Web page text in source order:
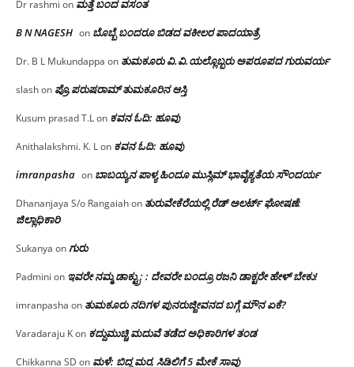
Dr rashmi on ಮತ್ತೆ ಬಂದ ವಸಂತ
B N NAGESH on ಬೊಬ್ಬೆ ಬಂದರೂ ಬಿಡದ ವಕೀಲರ ಪಾದಯಾತ್ರೆ
Dr. B L Mukundappa on ತುಮಕೂರು‌ ವಿ.ವಿ.ಯಲ್ಲೊಬ್ಬರು ಅಪರೂಪದ ಗುರುವರ್ಯ
slashon ಪ್ರೊ.ಪರುಷರಾಮ್ ತುಮಕೂರಿನ ಆಸ್ತಿ
Kusum prasad T.Lon ಕವನ ಓದಿ: ಹೂವು
Anithalakshmi. K. Lon ಕವನ ಓದಿ: ಹೂವು
imranpasha on ಬಾಬಯ್ಯನ ಪಾಳ್ಯ ಹಿಂದೂ ಮುಸ್ಲಿಮ್ ಭಾವೈಕ್ಯತೆಯ ಸೌಂದರ್ಯ
Dhananjaya S/o Rangaiahon ತುರುವೇಕೆರೆಯಲ್ಲಿ ರೆಡ್ ಅಲರ್ಟ್ ಘೋಷಣೆ:
ಜಿಲ್ಲಾಧಿಕಾರಿ
Sukanya onಗುರು
Padmini on ಇವರೇ ನಮ್ಮ ಡಾಕ್ಟ್ರು; : ದೇವರೇ ಬಂದ್ರೂ ರಜನಿ ಡಾಕ್ಟರೇ ಹೇಳ್ ಬೇಕು!
imranpasha on ತುಮಕೂರು ನದಿಗಳ ಪುನರುಜ್ಜೀವನದ ಬಗ್ಗೆ ಮೌನ ಏಕೆ?
Varadaraju Kon ಕದ್ದುಮುಚ್ಚಿ ಮದುವೆ ತಡೆದ ಅಧಿಕಾರಿಗಳ ತಂಡ
Chikkanna SD on ಮಳೆ: ಬಿದ್ದ ಮರ, ಸಿಡಿಲಿಗೆ 5 ಮೇಕೆ ಸಾವು